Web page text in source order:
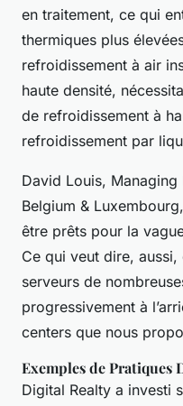
en traitement, ce qui
thermiques plus
refroidissement à air
haute densité,
de refroidissement à
refroidissement par
David Louis,
Belgium &
être prêts pour la
Ce qui veut dire,
serveurs de
progressivement à
centers que nous
Exemples de Pratiques
Digital Realty a investi